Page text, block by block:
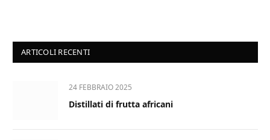
ARTICOLI RECENTI
24 FEBBRAIO 2025
Distillati di frutta africani